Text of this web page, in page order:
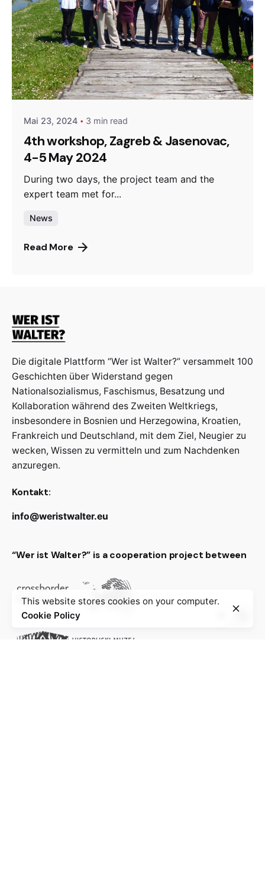
Posted by
admin
Mai 23, 2024 3 min read
4th workshop, Zagreb & Jasenovac,
4-5 May 2024
During two days, the project team and the
expert team met for...
News
Read More
Die digitale Plattform “Wer ist Walter?” versammelt 100
Geschichten über Widerstand gegen
Nationalsozialismus, Faschismus, Besatzung und
Kollaboration während des Zweiten Weltkriegs,
insbesondere in Bosnien und Herzegowina, Kroatien,
Frankreich und Deutschland, mit dem Ziel, Neugier zu
wecken, Wissen zu vermitteln und zum Nachdenken
anzuregen.
Kontakt:
info@weristwalter.eu
“Wer ist Walter?” is a cooperation project between
This website stores cookies on your computer.
Cookie Policy